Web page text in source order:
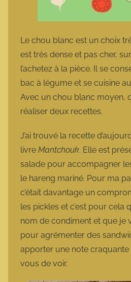
Le chou blanc est un choix
est très dense et pas cher,
l’achetez à la pièce. Il se
bac à légume et se cuisine
Avec un chou blanc moyen,
réaliser deux recettes.
J’ai trouvé la recette
livre Mantchouk. Elle est
salade pour accompagner
le hareng mariné. Pour ma
c’était davantage un
les pickles et c’est pour cela
nom de condiment et que je
pour agrémenter des
apporter une note craquante
vous de voir.